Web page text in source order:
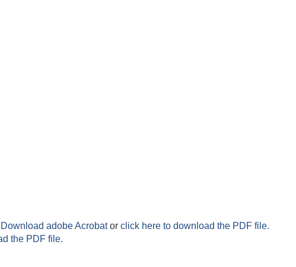
Download adobe Acrobator click here to download the PDF file.
the PDF file.